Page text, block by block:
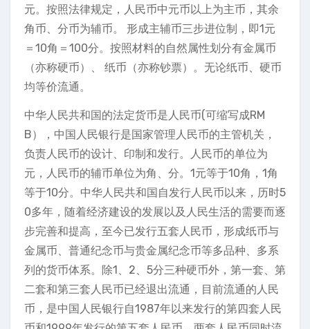
元。按照法律规定，人民币中元币以上为主币，其余
角币、分币为辅币。 形成主辅币三步进位制，即1元
＝10角＝100分。按照材料的自然属性划分有金属币
（亦称硬币）、 纸币（亦称钞票）。无论纸币、硬币
均等价流通。
中华人民共和国的法定货币是人民币(可缩写成RM
B），中国人民银行是国家管理人民币的主管机关，
负责人民币的设计、印制和发行。人民币的单位为
元，人民币的辅币单位为角、分。1元等于10角，1角
等于10分。中华人民共和国自发行人民币以来，历时5
0多年，随着经济建设的发展以及人民生活的需要而逐
步完善和提高，至今已发行五套人民币，形成纸币与
金属币、普通纪念币与贵金属纪念币等多品种、多系
列的货币体系。除1、2、5分三种硬币外，第一套、第
二套和第三套人民币已经退出流通，目前流通的人民
币，是中国人民银行自1987年以来发行的第四套人民